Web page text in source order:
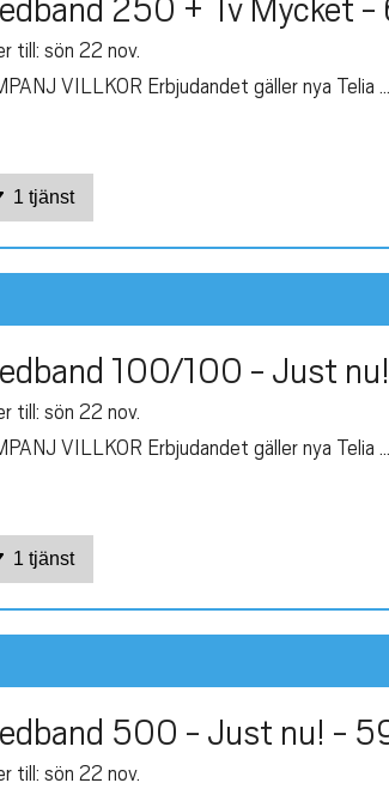
250 + Tv Mycket
till: sön 22 nov.
VILLKOR Erbjudandet gäller nya Telia ...
1 tjänst
100/100 - Just
till: sön 22 nov.
VILLKOR Erbjudandet gäller nya Telia ...
1 tjänst
500 - Just nu! -
till: sön 22 nov.